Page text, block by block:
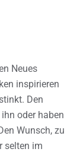
Neues
inspirieren
Den
oder haben
Wunsch, zu
selten im